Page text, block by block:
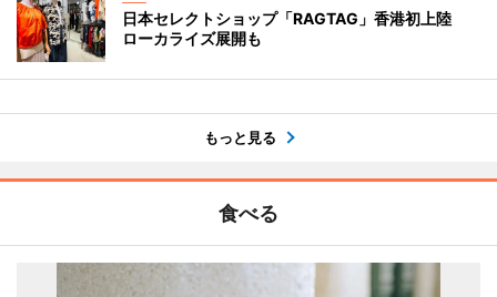
日本セレクトショップ「RAGTAG」香港初上陸
ローカライズ展開も
もっと見る
食べる